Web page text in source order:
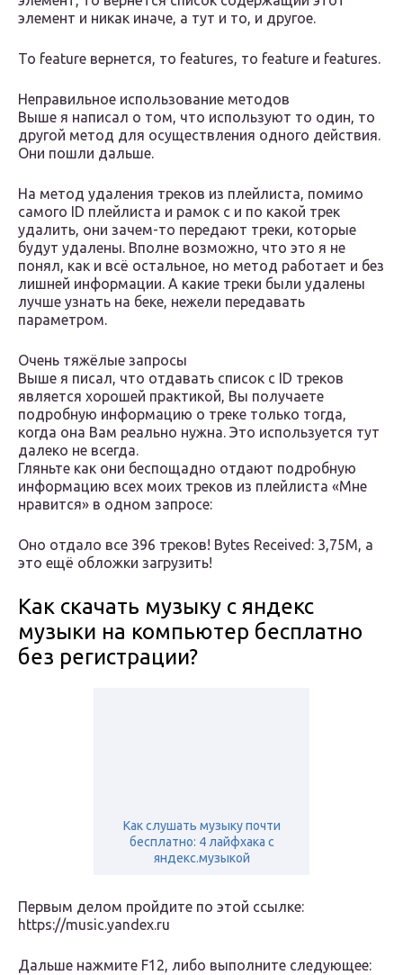
элемент и никак иначе, а тут и то, и другое.
То feature вернется, то features, то feature и features.
Неправильное использование методов
Выше я написал о том, что используют то один, то
другой метод для осуществления одного действия.
Они пошли дальше.
На метод удаления треков из плейлиста, помимо
самого ID плейлиста и рамок с и по какой трек
удалить, они зачем-то передают треки, которые
будут удалены. Вполне возможно, что это я не
понял, как и всё остальное, но метод работает и без
лишней информации. А какие треки были удалены
лучше узнать на беке, нежели передавать
параметром.
Очень тяжёлые запросы
Выше я писал, что отдавать список с ID треков
является хорошей практикой, Вы получаете
подробную информацию о треке только тогда,
когда она Вам реально нужна. Это используется тут
далеко не всегда.
Гляньте как они беспощадно отдают подробную
информацию всех моих треков из плейлиста «Мне
нравится» в одном запросе:
Оно отдало все 396 треков! Bytes Received: 3,75M, а
это ещё обложки загрузить!
Как скачать музыку с яндекс
музыки на компьютер бесплатно
без регистрации?
Как слушать музыку почти
бесплатно: 4 лайфхака с
яндекс.музыкой
Первым делом пройдите по этой ссылке:
https://music.yandex.ru
Дальше нажмите F12, либо выполните следующее: